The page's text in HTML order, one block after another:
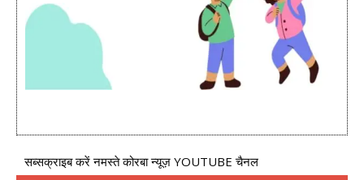
सब्सक्राइब करें नमस्ते कोरबा न्यूज़ YOUTUBE चैनल